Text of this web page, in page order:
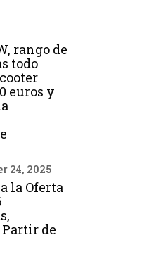
rango de
todo
euros y
24, 2025
la Oferta
de